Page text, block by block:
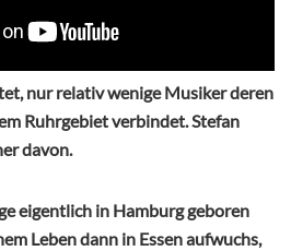
nur relativ wenige Musiker deren
Ruhrgebiet verbindet. Stefan
davon.
eigentlich in Hamburg geboren
Leben dann in Essen aufwuchs,